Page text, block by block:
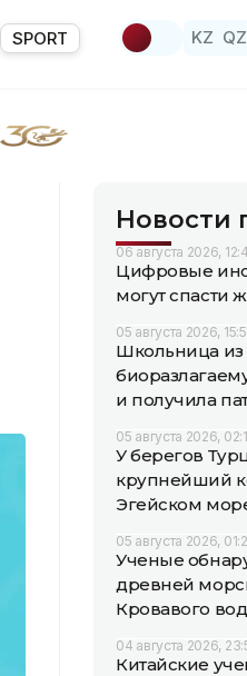
SPORT KZ QZ
Новости
06 августа 2026,
Цифровые
могут спасти
05 августа 2026,
Школьница из
и получила
05 августа 2026,
У берегов
крупнейший
Эгейском
05 августа 2026,
Ученые
древней
Кровавого
04 августа 2026,
Китайские